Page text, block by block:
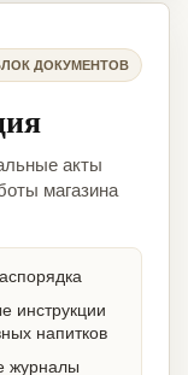
ДОКУМЕНТОВ
акты
магазина
инструкции
напитков
журналы